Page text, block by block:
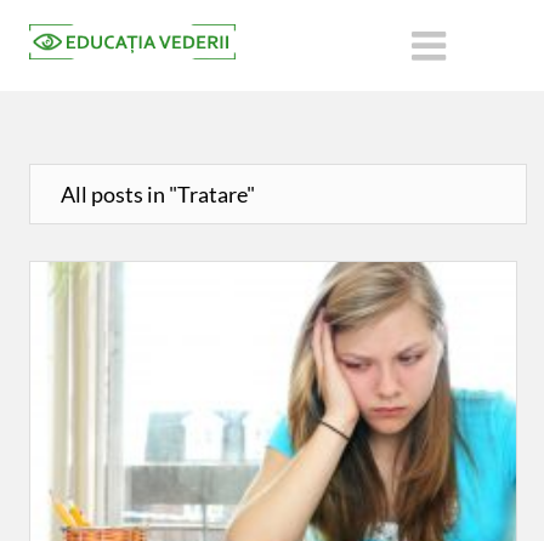
All posts in "Tratare"